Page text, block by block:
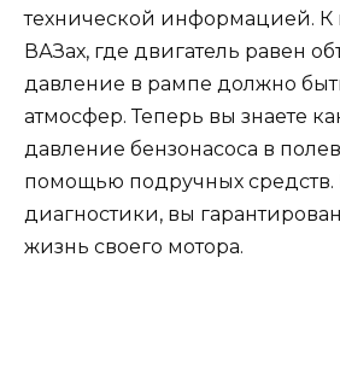
технической информацией. К
ВАЗах, где двигатель равен
давление в рампе должно
атмосфер. Теперь вы знаете
давление бензонасоса в
помощью подручных средств.
диагностики, вы
жизнь своего мотора.